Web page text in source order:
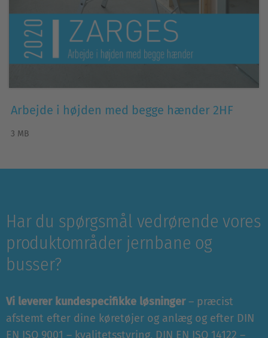
Arbejde i højden med begge hænder 2HF
3 MB
Har du spørgsmål vedrørende vores
produktområder jernbane og
busser?
Vi leverer kundespecifikke løsninger– præcist
afstemt efter dine køretøjer og anlæg og efter DIN
EN ISO 9001 – kvalitetsstyring, DIN EN ISO 14122 –